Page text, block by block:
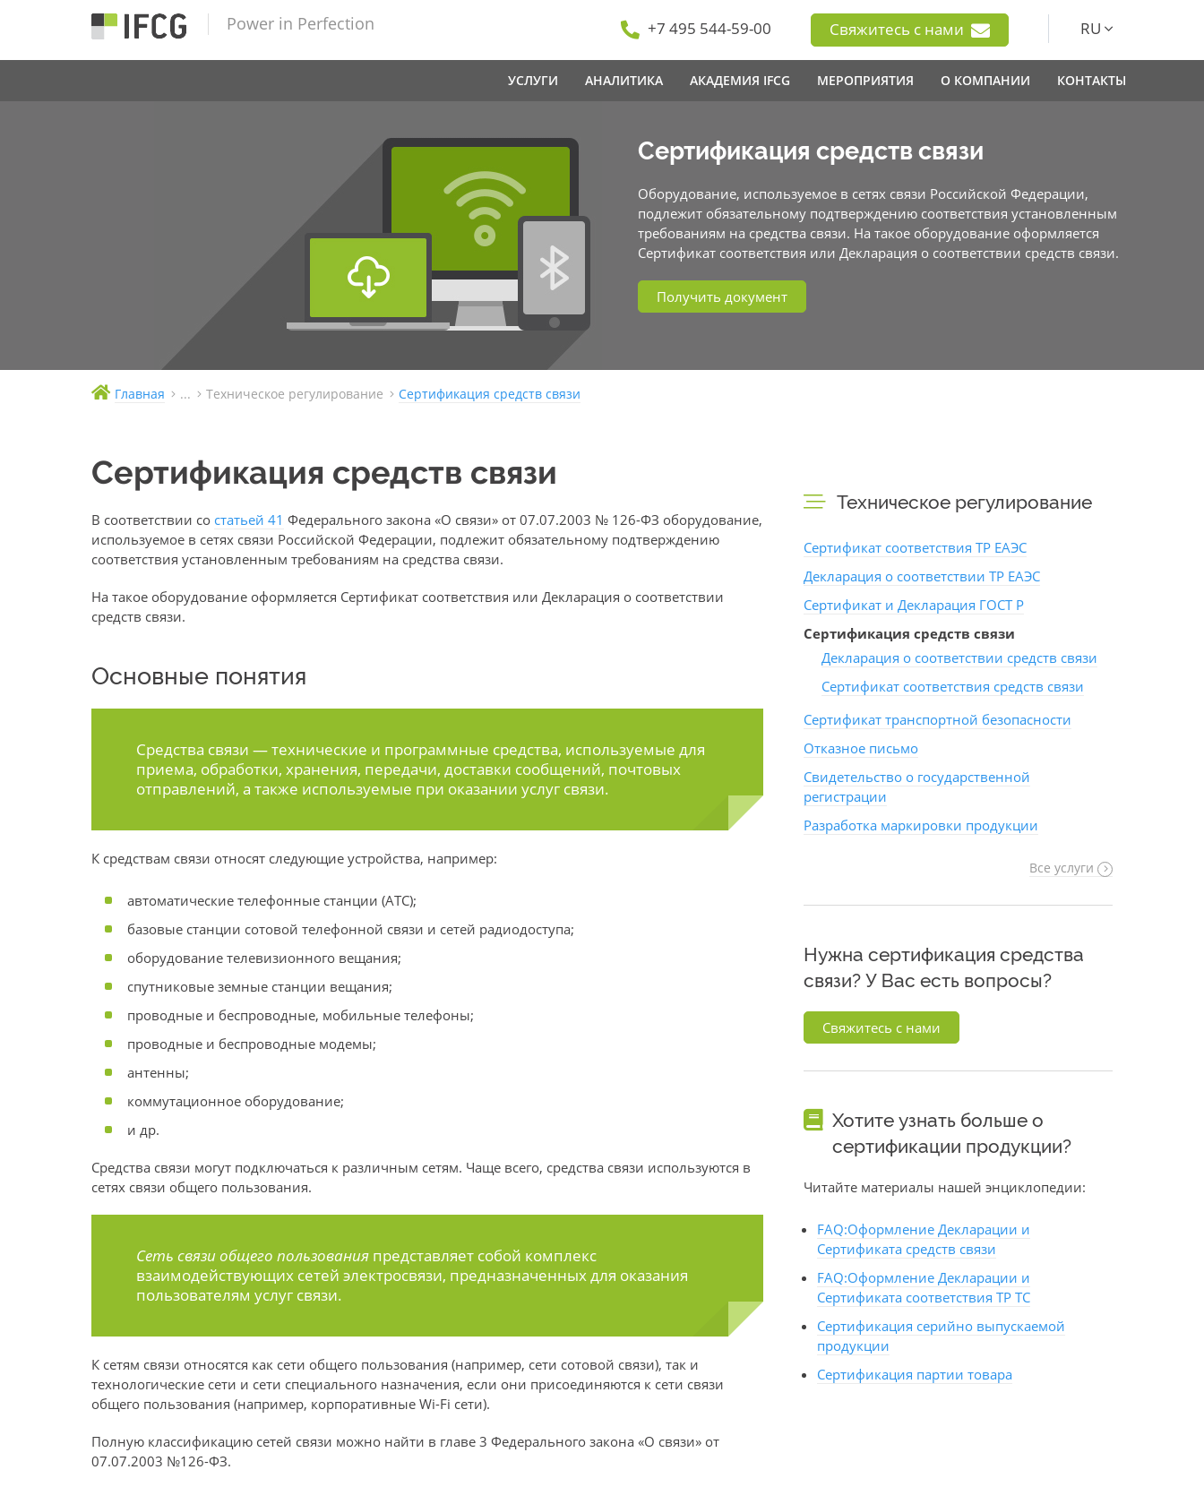
Power in Perfection +7 495 544-59-00 Свяжитесь с нами RU
УСЛУГИ АНАЛИТИКА АКАДЕМИЯ IFCG МЕРОПРИЯТИЯ О КОМПАНИИ КОНТАКТЫ
Сертификация средств связи
Оборудование, используемое в сетях связи Российской Федерации,
подлежит обязательному подтверждению соответствия установленным
требованиям на средства связи. На такое оборудование оформляется
Сертификат соответствия или Декларация о соответствии средств связи.
Получить документ
Главная ... Техническое регулирование Сертификация средств связи
Сертификация средств связи
В соответствии со статьей 41 Федерального закона «О связи» от 07.07.2003 № 126-ФЗ оборудование,
используемое в сетях связи Российской Федерации, подлежит обязательному подтверждению
соответствия установленным требованиям на средства связи.
На такое оборудование оформляется Сертификат соответствия или Декларация о соответствии
средств связи.
Основные понятия
Средства связи — технические и программные средства, используемые для
приема, обработки, хранения, передачи, доставки сообщений, почтовых
отправлений, а также используемые при оказании услуг связи.
К средствам связи относят следующие устройства, например:
автоматические телефонные станции (АТС);
базовые станции сотовой телефонной связи и сетей радиодоступа;
оборудование телевизионного вещания;
спутниковые земные станции вещания;
проводные и беспроводные, мобильные телефоны;
проводные и беспроводные модемы;
антенны;
коммутационное оборудование;
и др.
Средства связи могут подключаться к различным сетям. Чаще всего, средства связи используются в
сетях связи общего пользования.
Сеть связи общего пользования представляет собой комплекс
взаимодействующих сетей электросвязи, предназначенных для оказания
пользователям услуг связи.
К сетям связи относятся как сети общего пользования (например, сети сотовой связи), так и
технологические сети и сети специального назначения, если они присоединяются к сети связи
общего пользования (например, корпоративные Wi-Fi сети).
Полную классификацию сетей связи можно найти в главе 3 Федерального закона «О связи» от
07.07.2003 №126-ФЗ.
Техническое регулирование
Сертификат соответствия ТР ЕАЭС
Декларация о соответствии ТР ЕАЭС
Сертификат и Декларация ГОСТ Р
Сертификация средств связи
Декларация о соответствии средств связи
Сертификат соответствия средств связи
Сертификат транспортной безопасности
Отказное письмо
Свидетельство о государственной
регистрации
Разработка маркировки продукции
Все услуги
Нужна сертификация средства
связи? У Вас есть вопросы?
Свяжитесь с нами
Хотите узнать больше о
сертификации продукции?
Читайте материалы нашей энциклопедии:
FAQ:Оформление Декларации и
Сертификата средств связи
FAQ:Оформление Декларации и
Сертификата соответствия ТР ТС
Сертификация серийно выпускаемой
продукции
Сертификация партии товара